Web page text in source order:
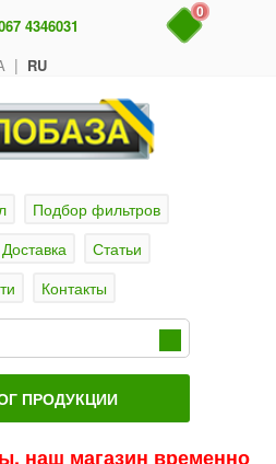
| RU
4346031
0
Подбор фильтров
Доставка
Статьи
Контакты
ПРОДУКЦИИ
наш магазин временно